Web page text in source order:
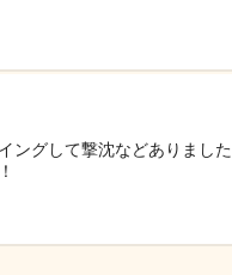
ングして撃沈などありました